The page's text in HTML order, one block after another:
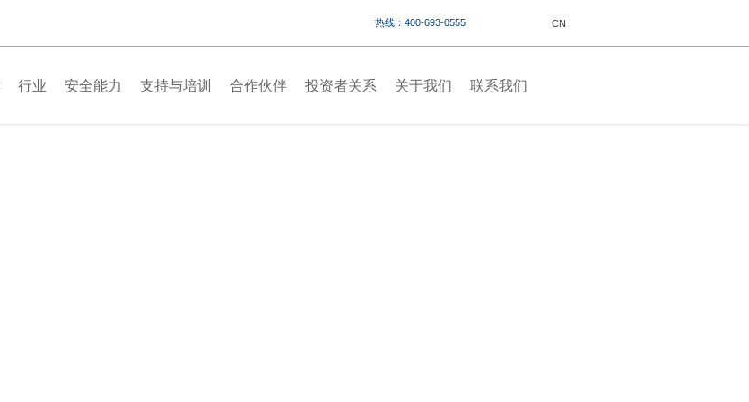
热线：400-693-0555 CN
行业 安全能力 支持与培训 合作伙伴 投资者关系 关于我们 联系我们